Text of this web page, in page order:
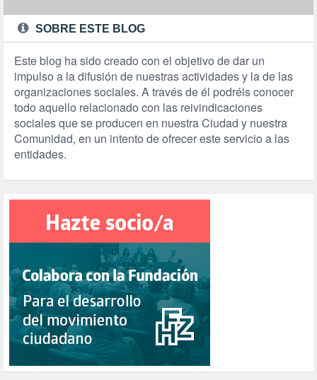
SOBRE ESTE BLOG
Este blog ha sido creado con el objetivo de dar un
impulso a la difusión de nuestras actividades y la de las
organizaciones sociales. A través de él podréis conocer
todo aquello relacionado con las reivindicaciones
sociales que se producen en nuestra Ciudad y nuestra
Comunidad, en un intento de ofrecer este servicio a las
entidades.